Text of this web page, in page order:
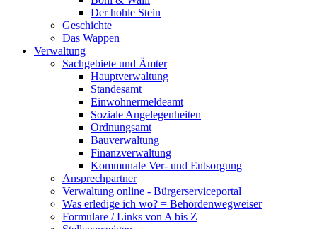
Der hohle Stein
Geschichte
Das Wappen
Verwaltung
Sachgebiete und Ämter
Hauptverwaltung
Standesamt
Einwohnermeldeamt
Soziale Angelegenheiten
Ordnungsamt
Bauverwaltung
Finanzverwaltung
Kommunale Ver- und Entsorgung
Ansprechpartner
Verwaltung online - Bürgerserviceportal
Was erledige ich wo? = Behördenwegweiser
Formulare / Links von A bis Z